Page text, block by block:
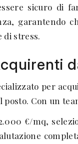
sicuro di
garantendo
di stress.
per
Con un
€/mq,